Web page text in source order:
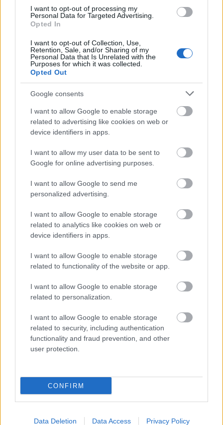
I want to opt-out of processing my
Personal Data for Targeted Advertising.
Opted In
I want to opt-out of Collection, Use,
Retention, Sale, and/or Sharing of my
Personal Data that Is Unrelated with the
Purposes for which it was collected.
Opted Out
Google consents
I want to allow Google to enable storage
related to advertising like cookies on web or
device identifiers in apps.
I want to allow my user data to be sent to
Google for online advertising purposes.
I want to allow Google to send me
personalized advertising.
I want to allow Google to enable storage
related to analytics like cookies on web or
device identifiers in apps.
I want to allow Google to enable storage
related to functionality of the website or app.
I want to allow Google to enable storage
related to personalization.
I want to allow Google to enable storage
related to security, including authentication
functionality and fraud prevention, and other
user protection.
CONFIRM
Data Deletion Data Access Privacy Policy
A Szőnyi Benjámin Általános Iskola fejlesztését a FERROÉP
kivitelezheti; a munkák csaknem egy évig tartanak majd.
Látványos építési szakasz indult be a
Flórián téri felüljárón
Paks II.: Mit jelent az 5. blokk új
mérföldköve a felülvizsgálat
árnyékában?
Elkészült a Liszt Ferenc repülőtér
közelében lévő logisztikai bázis út- és
közműhálózatának fejlesztése
Látlelet a hazai víziközművekről?
Egyetlen, fél évszázados vezetéken
múlt Bicske vízellátása
E-mail cím
Feliratkozom a hírlevélre és elfogadom az
szabályzatot!